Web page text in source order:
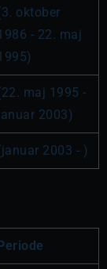
oktober
- 22. maj
maj 1995 -
2003)
2003 - )